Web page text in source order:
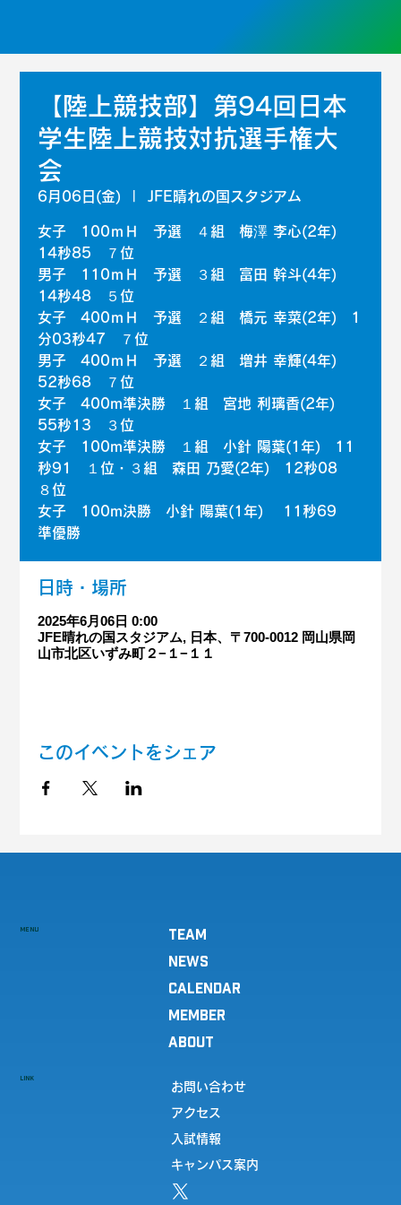
【陸上競技部】第94回日本
学生陸上競技対抗選手権大
会
6月06日(金) JFE晴れの国スタジアム
女子 100ｍＨ 予選 ４組 梅澤 李心(2年)
14秒85 ７位
男子 110ｍＨ 予選 ３組 富田 幹斗(4年)
14秒48 ５位
女子 400ｍＨ 予選 ２組 橋元 幸菜(2年) 1
分03秒47 ７位
男子 400ｍＨ 予選 ２組 増井 幸輝(4年)
52秒68 ７位
女子 400m準決勝 １組 宮地 利璃香(2年)
55秒13 ３位
女子 100m準決勝 １組 小針 陽葉(1年) 11
秒91 １位・３組 森田 乃愛(2年) 12秒08
８位
女子 100m決勝 小針 陽葉(1年) 11秒69
準優勝
日時・場所
2025年6月06日 0:00
JFE晴れの国スタジアム, 日本、〒700-0012 岡山県岡
山市北区いずみ町２−１−１１
このイベントをシェア
MENU
TEAM
NEWS
CALENDAR
MEMBER
ABOUT
LINK
お問い合わせ
アクセス
入試情報
キャンパス案内